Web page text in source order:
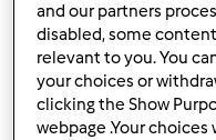
stretta)
Tappetino di silicone
and our partners
disabled, some
relevant to you. You
your choices or
clicking the Show
webpage .Your